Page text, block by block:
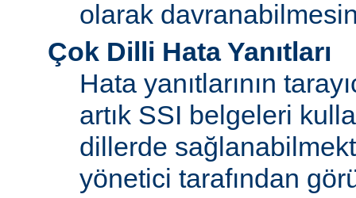
olarak
Çok Dilli Hata Yanıtları
Hata yanıtlarının
artık SSI belgeleri
dillerde
yönetici tarafından